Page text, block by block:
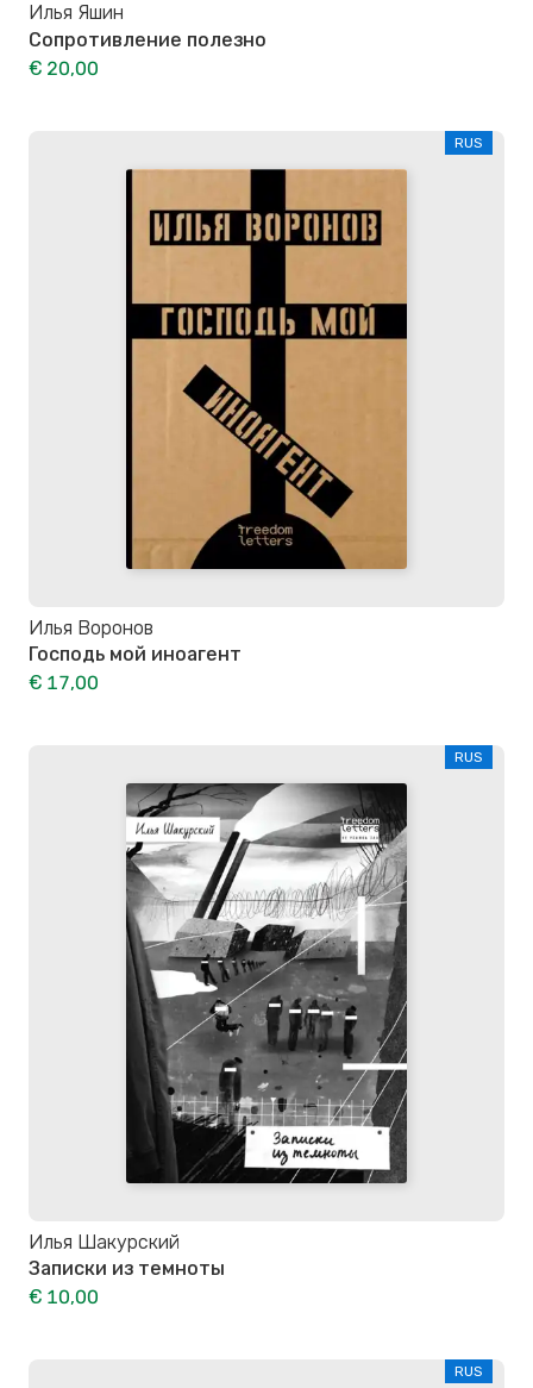
Илья Яшин
Сопротивление полезно
€ 20,00
RUS
Илья Воронов
Господь мой иноагент
€ 17,00
RUS
Илья Шакурский
Записки из темноты
€ 10,00
RUS